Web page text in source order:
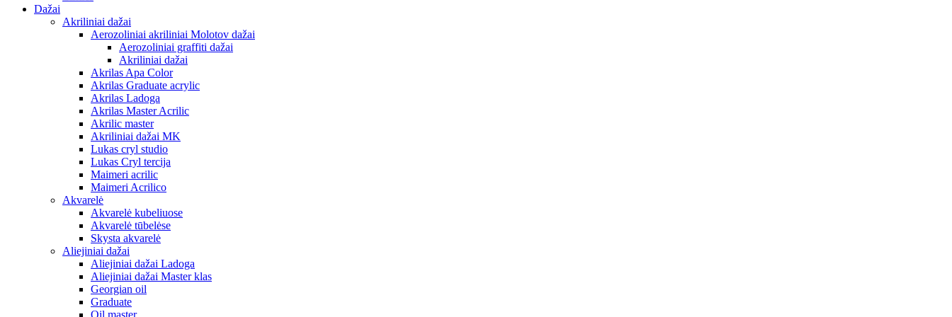
Dažai
Akriliniai dažai
Aerozoliniai akriliniai Molotov dažai
Aerozoliniai graffiti dažai
Akriliniai dažai
Akrilas Apa Color
Akrilas Graduate acrylic
Akrilas Ladoga
Akrilas Master Acrilic
Akrilic master
Akriliniai dažai MK
Lukas cryl studio
Lukas Cryl tercija
Maimeri acrilic
Maimeri Acrilico
Akvarelė
Akvarelė kubeliuose
Akvarelė tūbelėse
Skysta akvarelė
Aliejiniai dažai
Aliejiniai dažai Ladoga
Aliejiniai dažai Master klas
Georgian oil
Graduate